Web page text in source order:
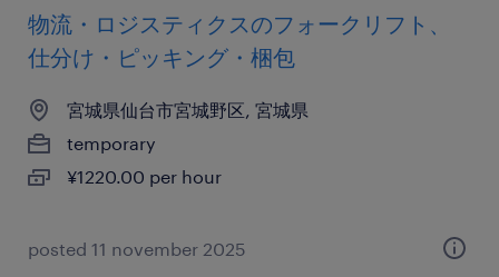
物流・ロジスティクスのフォークリフト、
仕分け・ピッキング・梱包
宮城県仙台市宮城野区, 宮城県
temporary
¥1220.00 per hour
posted 11 november 2025